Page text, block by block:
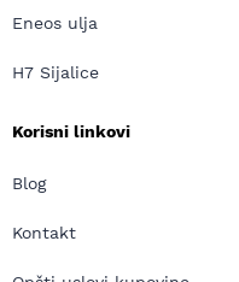
Eneos ulja
H7 Sijalice
Korisni linkovi
Blog
Kontakt